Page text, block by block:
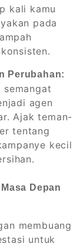
kali kamu
pada
Perubahan:
agen
Ajak teman-
tentang
kecil
Depan
membuang
untuk